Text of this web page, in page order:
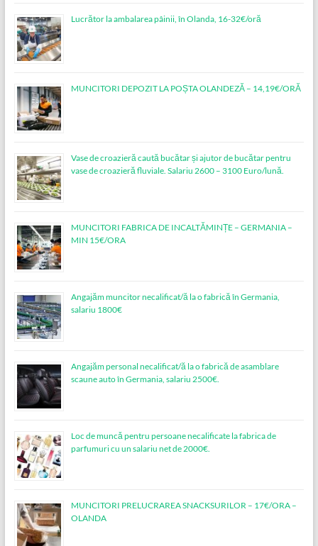
Lucrător la ambalarea pâinii, în Olanda, 16-32€/oră
MUNCITORI DEPOZIT LA POȘTA OLANDEZĂ – 14,19€/ORĂ
Vase de croazieră caută bucătar și ajutor de bucătar pentru
vase de croazieră fluviale. Salariu 2600 – 3100 Euro/lună.
MUNCITORI FABRICA DE INCALTĂMINȚE – GERMANIA –
MIN 15€/ORA
Angajăm muncitor necalificat/ă la o fabrică în Germania,
salariu 1800€
Angajăm personal necalificat/ă la o fabrică de asamblare
scaune auto în Germania, salariu 2500€.
Loc de muncǎ pentru persoane necalificate la fabrica de
parfumuri cu un salariu net de 2000€.
MUNCITORI PRELUCRAREA SNACKSURILOR – 17€/ORA –
OLANDA